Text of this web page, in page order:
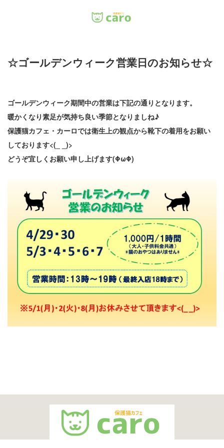
☆ゴールデンウィーク営業日のお知らせ☆
ゴールデンウィーク期間中の営業は下記の通りとなります。
暖かくなり素足が気持ち良い季節となりましね♪
保護猫カフェ・カーロでは衛生上の観点から靴下の着用をお願い
しております<(_ _)>
どうぞ宜しくお願い申し上げます(ΦωΦ)
里親について
店舗情報
お問い合わせ